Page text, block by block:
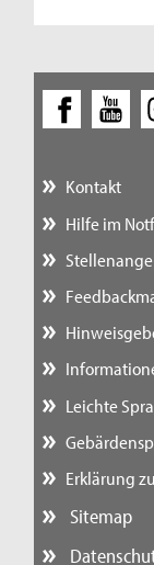
Kontakt
Hilfe im
Leichte
Erklärung
Sitemap